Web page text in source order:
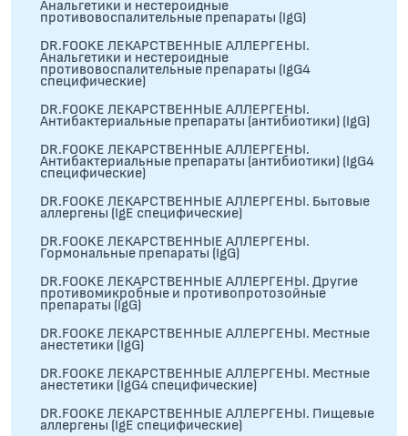
Анальгетики и нестероидные
противовоспалительные препараты (IgG)
DR.FOOKE ЛЕКАРСТВЕННЫЕ АЛЛЕРГЕНЫ.
Анальгетики и нестероидные
противовоспалительные препараты (IgG4
специфические)
DR.FOOKE ЛЕКАРСТВЕННЫЕ АЛЛЕРГЕНЫ.
Антибактериальные препараты (антибиотики) (IgG)
DR.FOOKE ЛЕКАРСТВЕННЫЕ АЛЛЕРГЕНЫ.
Антибактериальные препараты (антибиотики) (IgG4
специфические)
DR.FOOKE ЛЕКАРСТВЕННЫЕ АЛЛЕРГЕНЫ. Бытовые
аллергены (IgE специфические)
DR.FOOKE ЛЕКАРСТВЕННЫЕ АЛЛЕРГЕНЫ.
Гормональные препараты (IgG)
DR.FOOKE ЛЕКАРСТВЕННЫЕ АЛЛЕРГЕНЫ. Другие
противомикробные и противопротозойные
препараты (IgG)
DR.FOOKE ЛЕКАРСТВЕННЫЕ АЛЛЕРГЕНЫ. Местные
анестетики (IgG)
DR.FOOKE ЛЕКАРСТВЕННЫЕ АЛЛЕРГЕНЫ. Местные
анестетики (IgG4 специфические)
DR.FOOKE ЛЕКАРСТВЕННЫЕ АЛЛЕРГЕНЫ. Пищевые
аллергены (IgE специфические)